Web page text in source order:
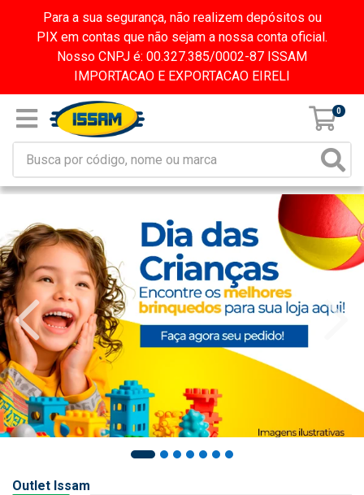
Para a sua segurança, não realizem depósitos ou
PIX em contas que não sejam a nossa conta oficial.
Nosso CNPJ é: 00.327.385/0002-87 ISSAM
IMPORTACAO E EXPORTACAO EIRELI
0
Outlet Issam